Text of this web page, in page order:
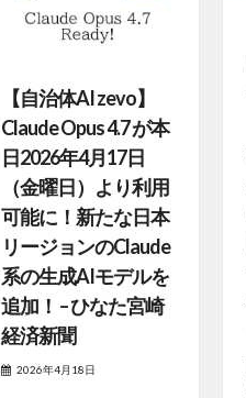
【自治体AI zevo】
Claude Opus 4.7 が本
日2026年4月17日
（金曜日）より利用
可能に！新たな日本
リージョンのClaude
系の生成AIモデルを
追加！ – ひなた宮崎
経済新聞
2026年4月18日